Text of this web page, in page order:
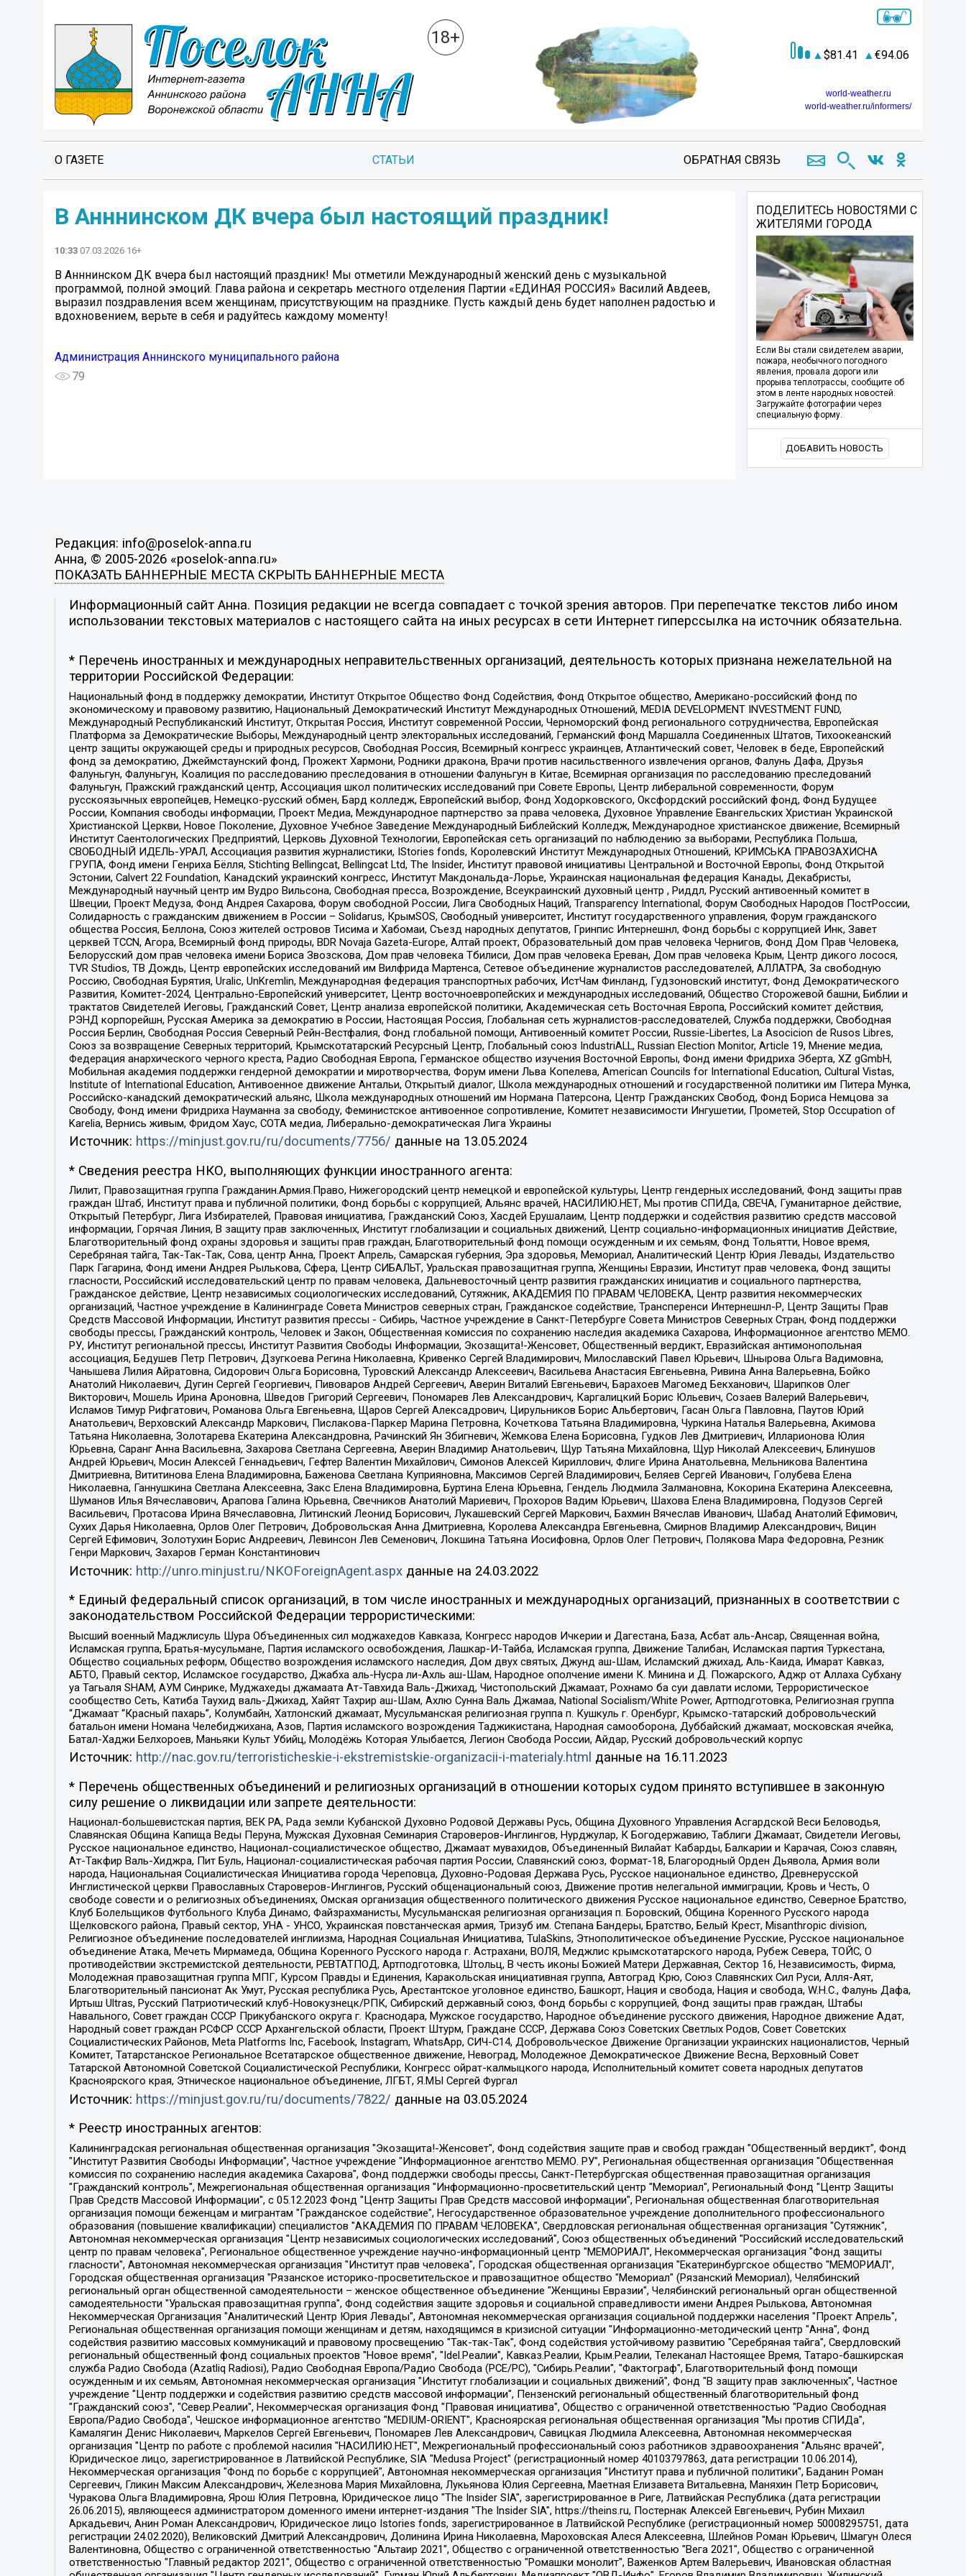
18+
81.41 94.06
world-weather.ru
world-weather.ru/informers/
О ГАЗЕТЕ СТАТЬИ ОБРАТНАЯ СВЯЗЬ
В Анннинском ДК вчера был настоящий праздник!
10:33 07.03.2026 16+
В Анннинском ДК вчера был настоящий праздник! Мы отметили Международный женский день с музыкальной
программой, полной эмоций. Глава района и секретарь местного отделения Партии «ЕДИНАЯ РОССИЯ» Василий Авдеев,
выразил поздравления всем женщинам, присутствующим на празднике. Пусть каждый день будет наполнен радостью и
вдохновением, верьте в себя и радуйтесь каждому моменту!
Администрация Аннинского муниципального района
79
ПОДЕЛИТЕСЬ НОВОСТЯМИ С
ЖИТЕЛЯМИ ГОРОДА
Если Вы стали свидетелем аварии,
пожара, необычного погодного
явления, провала дороги или
прорыва теплотрассы, сообщите об
этом в ленте народных новостей.
Загружайте фотографии через
специальную форму.
ДОБАВИТЬ НОВОСТЬ
Редакция: info@poselok-anna.ru
Анна, © 2005-2026 «poselok-anna.ru»
ПОКАЗАТЬ БАННЕРНЫЕ МЕСТА СКРЫТЬ БАННЕРНЫЕ МЕСТА
Информационный сайт Анна. Позиция редакции не всегда совпадает с точкой зрения авторов. При перепечатке текстов либо ином
использовании текстовых материалов с настоящего сайта на иных ресурсах в сети Интернет гиперссылка на источник обязательна.
* Перечень иностранных и международных неправительственных организаций, деятельность которых признана нежелательной на
территории Российской Федерации:
Национальный фонд в поддержку демократии, Институт Открытое Общество Фонд Содействия, Фонд Открытое общество, Американо-российский фонд по
экономическому и правовому развитию, Национальный Демократический Институт Международных Отношений, MEDIA DEVELOPMENT INVESTMENT FUND,
Международный Республиканский Институт, Открытая Россия, Институт современной России, Черноморский фонд регионального сотрудничества, Европейская
Платформа за Демократические Выборы, Международный центр электоральных исследований, Германский фонд Маршалла Соединенных Штатов, Тихоокеанский
центр защиты окружающей среды и природных ресурсов, Свободная Россия, Всемирный конгресс украинцев, Атлантический совет, Человек в беде, Европейский
фонд за демократию, Джеймстаунский фонд, Прожект Хармони, Родники дракона, Врачи против насильственного извлечения органов, Фалунь Дафа, Друзья
Фалуньгун, Фалуньгун, Коалиция по расследованию преследования в отношении Фалуньгун в Китае, Всемирная организация по расследованию преследований
Фалуньгун, Пражский гражданский центр, Ассоциация школ политических исследований при Совете Европы, Центр либеральной современности, Форум
русскоязычных европейцев, Немецко-русский обмен, Бард колледж, Европейский выбор, Фонд Ходорковского, Оксфордский российский фонд, Фонд Будущее
России, Компания свободы информации, Проект Медиа, Международное партнерство за права человека, Духовное Управление Евангельских Христиан Украинской
Христианской Церкви, Новое Поколение, Духовное Учебное Заведение Международный Библейский Колледж, Международное христианское движение, Всемирный
Институт Саентологических Предприятий, Церковь Духовной Технологии, Европейская сеть организаций по наблюдению за выборами, Республика Польша,
СВОБОДНЫЙ ИДЕЛЬ-УРАЛ, Ассоциация развития журналистики, IStories fonds, Королевский Институт Международных Отношений, КРИМСЬКА ПРАВОЗАХИСНА
ГРУПА, Фонд имени Генриха Бёлля, Stichting Bellingcat, Bellingcat Ltd, The Insider, Институт правовой инициативы Центральной и Восточной Европы, Фонд Открытой
Эстонии, Calvert 22 Foundation, Канадский украинский конгресс, Институт Макдональда-Лорье, Украинская национальная федерация Канады, Декабристы,
Международный научный центр им Вудро Вильсона, Свободная пресса, Возрождение, Всеукраинский духовный центр , Риддл, Русский антивоенный комитет в
Швеции, Проект Медуза, Фонд Андрея Сахарова, Форум свободной России, Лига Свободных Наций, Transparеncy International, Форум Свободных Народов ПостРоссии,
Солидарность с гражданским движением в России – Solidarus, КрымSOS, Свободный университет, Институт государственного управления, Форум гражданского
общества Россия, Беллона, Союз жителей островов Тисима и Хабомаи, Съезд народных депутатов, Гринпис Интернешнл, Фонд борьбы с коррупцией Инк, Завет
церквей TCCN, Агора, Всемирный фонд природы, BDR Novaja Gazeta-Europe, Алтай проект, Образовательный дом прав человека Чернигов, Фонд Дом Прав Человека,
Белорусский дом прав человека имени Бориса Звозскова, Дом прав человека Тбилиси, Дом прав человека Ереван, Дом прав человека Крым, Центр дикого лосося,
TVR Studios, ТВ Дождь, Центр европейских исследований им Вилфрида Мартенса, Сетевое объединение журналистов расследователей, АЛЛАТРА, За свободную
Россию, Свободная Бурятия, Uralic, UnKremlin, Международная федерация транспортных рабочих, ИстЧам Финланд, Гудзоновский институт, Фонд Демократического
Развития, Комитет-2024, Центрально-Европейский университет, Центр восточноевропейских и международных исследований, Общество Сторожевой башни, Библии и
трактатов Свидетелей Иеговы, Гражданский Совет, Центр анализа европейской политики, Академическая сеть Восточная Европа, Российский комитет действия,
РЭНД корпорейшн, Русская Америка за демократию в России, Настоящая Россия, Глобальная сеть журналистов-расследователей, Служба поддержки, Свободная
Россия Берлин, Свободная Россия Северный Рейн-Вестфалия, Фонд глобальной помощи, Антивоенный комитет России, Russie-Libertes, La Asocicion de Rusos Libres,
Союз за возвращение Северных территорий, Крымскотатарский Ресурсный Центр, Глобальный союз IndustriALL, Russian Election Monitor, Article 19, Мнение медиа,
Федерация анархического черного креста, Радио Свободная Европа, Германское общество изучения Восточной Европы, Фонд имени Фридриха Эберта, XZ gGmbH,
Мобильная академия поддержки гендерной демократии и миротворчества, Форум имени Льва Копелева, American Councils for International Education, Cultural Vistas,
Institute of International Education, Антивоенное движение Антальи, Открытый диалог, Школа международных отношений и государственной политики им Питера Мунка,
Российско-канадский демократический альянс, Школа международных отношений им Нормана Патерсона, Центр Гражданских Свобод, Фонд Бориса Немцова за
Свободу, Фонд имени Фридриха Науманна за свободу, Феминистское антивоенное сопротивление, Комитет независимости Ингушетии, Прометей, Stop Occupation of
Karelia, Вернись живым, Фридом Хаус, СОТА медиа, Либерально-демократическая Лига Украины
Источник: https://minjust.gov.ru/ru/documents/7756/ данные на 13.05.2024
* Сведения реестра НКО, выполняющих функции иностранного агента:
Лилит, Правозащитная группа Гражданин.Армия.Право, Нижегородский центр немецкой и европейской культуры, Центр гендерных исследований, Фонд защиты прав
граждан Штаб, Институт права и публичной политики, Фонд борьбы с коррупцией, Альянс врачей, НАСИЛИЮ.НЕТ, Мы против СПИДа, СВЕЧА, Гуманитарное действие,
Открытый Петербург, Лига Избирателей, Правовая инициатива, Гражданский Союз, Хасдей Ерушалаим, Центр поддержки и содействия развитию средств массовой
информации, Горячая Линия, В защиту прав заключенных, Институт глобализации и социальных движений, Центр социально-информационных инициатив Действие,
Благотворительный фонд охраны здоровья и защиты прав граждан, Благотворительный фонд помощи осужденным и их семьям, Фонд Тольятти, Новое время,
Серебряная тайга, Так-Так-Так, Сова, центр Анна, Проект Апрель, Самарская губерния, Эра здоровья, Мемориал, Аналитический Центр Юрия Левады, Издательство
Парк Гагарина, Фонд имени Андрея Рылькова, Сфера, Центр СИБАЛЬТ, Уральская правозащитная группа, Женщины Евразии, Институт прав человека, Фонд защиты
гласности, Российский исследовательский центр по правам человека, Дальневосточный центр развития гражданских инициатив и социального партнерства,
Гражданское действие, Центр независимых социологических исследований, Сутяжник, АКАДЕМИЯ ПО ПРАВАМ ЧЕЛОВЕКА, Центр развития некоммерческих
организаций, Частное учреждение в Калининграде Совета Министров северных стран, Гражданское содействие, Трансперенси Интернешнл-Р, Центр Защиты Прав
Средств Массовой Информации, Институт развития прессы - Сибирь, Частное учреждение в Санкт-Петербурге Совета Министров Северных Стран, Фонд поддержки
свободы прессы, Гражданский контроль, Человек и Закон, Общественная комиссия по сохранению наследия академика Сахарова, Информационное агентство МЕМО.
РУ, Институт региональной прессы, Институт Развития Свободы Информации, Экозащита!-Женсовет, Общественный вердикт, Евразийская антимонопольная
ассоциация, Бедушев Петр Петрович, Дзугкоева Регина Николаевна, Кривенко Сергей Владимирович, Милославский Павел Юрьевич, Шнырова Ольга Вадимовна,
Чанышева Лилия Айратовна, Сидорович Ольга Борисовна, Туровский Александр Алексеевич, Васильева Анастасия Евгеньевна, Ривина Анна Валерьевна, Бойко
Анатолий Николаевич, Дугин Сергей Георгиевич, Пивоваров Андрей Сергеевич, Аверин Виталий Евгеньевич, Барахоев Магомед Бекханович, Шарипков Олег
Викторович, Мошель Ирина Ароновна, Шведов Григорий Сергеевич, Пономарев Лев Александрович, Каргалицкий Борис Юльевич, Созаев Валерий Валерьевич,
Исламов Тимур Рифгатович, Романова Ольга Евгеньевна, Щаров Сергей Алексадрович, Цирульников Борис Альбертович, Гасан Ольга Павловна, Паутов Юрий
Анатольевич, Верховский Александр Маркович, Пислакова-Паркер Марина Петровна, Кочеткова Татьяна Владимировна, Чуркина Наталья Валерьевна, Акимова
Татьяна Николаевна, Золотарева Екатерина Александровна, Рачинский Ян Збигневич, Жемкова Елена Борисовна, Гудков Лев Дмитриевич, Илларионова Юлия
Юрьевна, Саранг Анна Васильевна, Захарова Светлана Сергеевна, Аверин Владимир Анатольевич, Щур Татьяна Михайловна, Щур Николай Алексеевич, Блинушов
Андрей Юрьевич, Мосин Алексей Геннадьевич, Гефтер Валентин Михайлович, Симонов Алексей Кириллович, Флиге Ирина Анатольевна, Мельникова Валентина
Дмитриевна, Вититинова Елена Владимировна, Баженова Светлана Куприяновна, Максимов Сергей Владимирович, Беляев Сергей Иванович, Голубева Елена
Николаевна, Ганнушкина Светлана Алексеевна, Закс Елена Владимировна, Буртина Елена Юрьевна, Гендель Людмила Залмановна, Кокорина Екатерина Алексеевна,
Шуманов Илья Вячеславович, Арапова Галина Юрьевна, Свечников Анатолий Мариевич, Прохоров Вадим Юрьевич, Шахова Елена Владимировна, Подузов Сергей
Васильевич, Протасова Ирина Вячеславовна, Литинский Леонид Борисович, Лукашевский Сергей Маркович, Бахмин Вячеслав Иванович, Шабад Анатолий Ефимович,
Сухих Дарья Николаевна, Орлов Олег Петрович, Добровольская Анна Дмитриевна, Королева Александра Евгеньевна, Смирнов Владимир Александрович, Вицин
Сергей Ефимович, Золотухин Борис Андреевич, Левинсон Лев Семенович, Локшина Татьяна Иосифовна, Орлов Олег Петрович, Полякова Мара Федоровна, Резник
Генри Маркович, Захаров Герман Константинович
Источник: http://unro.minjust.ru/NKOForeignAgent.aspxданные на 24.03.2022
* Единый федеральный список организаций, в том числе иностранных и международных организаций, признанных в соответствии с
законодательством Российской Федерации террористическими:
Высший военный Маджлисуль Шура Объединенных сил моджахедов Кавказа, Конгресс народов Ичкерии и Дагестана, База, Асбат аль-Ансар, Священная война,
Исламская группа, Братья-мусульмане, Партия исламского освобождения, Лашкар-И-Тайба, Исламская группа, Движение Талибан, Исламская партия Туркестана,
Общество социальных реформ, Общество возрождения исламского наследия, Дом двух святых, Джунд аш-Шам, Исламский джихад, Аль-Каида, Имарат Кавказ,
АБТО, Правый сектор, Исламское государство, Джабха аль-Нусра ли-Ахль аш-Шам, Народное ополчение имени К. Минина и Д. Пожарского, Аджр от Аллаха Субхану
уа Тагьаля SHAM, АУМ Синрике, Муджахеды джамаата Ат-Тавхида Валь-Джихад, Чистопольский Джамаат, Рохнамо ба суи давлати исломи, Террористическое
сообщество Сеть, Катиба Таухид валь-Джихад, Хайят Тахрир аш-Шам, Ахлю Сунна Валь Джамаа, National Socialism/White Power, Артподготовка, Религиозная группа
“Джамаат “Красный пахарь”, Колумбайн, Хатлонский джамаат, Мусульманская религиозная группа п. Кушкуль г. Оренбург, Крымско-татарский добровольческий
батальон имени Номана Челебиджихана, Азов, Партия исламского возрождения Таджикистана, Народная самооборона, Дуббайский джамаат, московская ячейка,
Батал-Хаджи Белхороев, Маньяки Культ Убийц, Молодёжь Которая Улыбается, Легион Свобода России, Айдар, Русский добровольческий корпус
Источник: http://nac.gov.ru/terroristicheskie-i-ekstremistskie-organizacii-i-materialy.html данные на 16.11.2023
* Перечень общественных объединений и религиозных организаций в отношении которых судом принято вступившее в законную
силу решение о ликвидации или запрете деятельности:
Национал-большевистская партия, ВЕК РА, Рада земли Кубанской Духовно Родовой Державы Русь, Община Духовного Управления Асгардской Веси Беловодья,
Славянская Община Капища Веды Перуна, Мужская Духовная Семинария Староверов-Инглингов, Нурджулар, К Богодержавию, Таблиги Джамаат, Свидетели Иеговы,
Русское национальное единство, Национал-социалистическое общество, Джамаат мувахидов, Объединенный Вилайат Кабарды, Балкарии и Карачая, Союз славян,
Ат-Такфир Валь-Хиджра, Пит Буль, Национал-социалистическая рабочая партия России, Славянский союз, Формат-18, Благородный Орден Дьявола, Армия воли
народа, Национальная Социалистическая Инициатива города Череповца, Духовно-Родовая Держава Русь, Русское национальное единство, Древнерусской
Инглистической церкви Православных Староверов-Инглингов, Русский общенациональный союз, Движение против нелегальной иммиграции, Кровь и Честь, О
свободе совести и о религиозных объединениях, Омская организация общественного политического движения Русское национальное единство, Северное Братство,
Клуб Болельщиков Футбольного Клуба Динамо, Файзрахманисты, Мусульманская религиозная организация п. Боровский, Община Коренного Русского народа
Щелковского района, Правый сектор, УНА - УНСО, Украинская повстанческая армия, Тризуб им. Степана Бандеры, Братство, Белый Крест, Misanthropic division,
Религиозное объединение последователей инглиизма, Народная Социальная Инициатива, TulaSkins, Этнополитическое объединение Русские, Русское национальное
объединение Атака, Мечеть Мирмамеда, Община Коренного Русского народа г. Астрахани, ВОЛЯ, Меджлис крымскотатарского народа, Рубеж Севера, ТОЙС, О
противодействии экстремистской деятельности, РЕВТАТПОД, Артподготовка, Штольц, В честь иконы Божией Матери Державная, Сектор 16, Независимость, Фирма,
Молодежная правозащитная группа МПГ, Курсом Правды и Единения, Каракольская инициативная группа, Автоград Крю, Союз Славянских Сил Руси, Алля-Аят,
Благотворительный пансионат Ак Умут, Русская республика Русь, Арестантское уголовное единство, Башкорт, Нация и свобода, Нация и свобода, W.H.С., Фалунь Дафа,
Иртыш Ultras, Русский Патриотический клуб-Новокузнецк/РПК, Сибирский державный союз, Фонд борьбы с коррупцией, Фонд защиты прав граждан, Штабы
Навального, Совет граждан СССР Прикубанского округа г. Краснодара, Мужское государство, Народное объединение русского движения, Народное движение Адат,
Народный совет граждан РСФСР СССР Архангельской области, Проект Штурм, Граждане СССР, Держава Союз Советских Светлых Родов, Совет Советских
Социалистических Районов, Meta Platforms Inc, Facebook, Instagram, WhatsApp, СИЧ-С14, Добровольческое Движение Организации украинских националистов, Черный
Комитет, Татарстанское Региональное Всетатарское общественное движение, Невоград, Молодежное Демократическое Движение Весна, Верховный Совет
Татарской Автономной Советской Социалистической Республики, Конгресс ойрат-калмыцкого народа, Исполнительный комитет совета народных депутатов
Красноярского края, Этническое национальное объединение, ЛГБТ, Я.МЫ Сергей Фургал
Источник: https://minjust.gov.ru/ru/documents/7822/ данные на 03.05.2024
* Реестр иностранных агентов:
Калининградская региональная общественная организация "Экозащита!-Женсовет", Фонд содействия защите прав и свобод граждан "Общественный вердикт", Фонд "Институт Развития Свободы Информации", Частное учреждение "Информационное агентство МЕМО. РУ", Региональная общественная организация "Общественная комиссия по сохранению наследия академика Сахарова", Фонд поддержки свободы прессы, Санкт-Петербургская общественная правозащитная организация "Гражданский контроль", Межрегиональная общественная организация "Информационно-просветительский центр "Мемориал", Региональный Фонд "Центр Защиты Прав Средств Массовой Информации", с 05.12.2023 Фонд "Центр Защиты Прав Средств массовой информации", Региональная общественная благотворительная организация помощи беженцам и мигрантам "Гражданское содействие", Негосударственное образовательное учреждение дополнительного профессионального образования (повышение квалификации) специалистов "АКАДЕМИЯ ПО ПРАВАМ ЧЕЛОВЕКА", Свердловская региональная общественная организация "Сутяжник", Автономная некоммерческая организация "Центр независимых социологических исследований", Союз общественных объединений "Российский исследовательский центр по правам человека", Региональное общественное учреждение научно-информационный центр "МЕМОРИАЛ", Некоммерческая организация "Фонд защиты гласности", Автономная некоммерческая организация "Институт прав человека", Городская общественная организация "Екатеринбургское общество "МЕМОРИАЛ", Городская общественная организация "Рязанское историко-просветительское и правозащитное общество "Мемориал" (Рязанский Мемориал), Челябинский региональный орган общественной самодеятельности – женское общественное объединение "Женщины Евразии", Челябинский региональный орган общественной самодеятельности "Уральская правозащитная группа", Фонд содействия защите здоровья и социальной справедливости имени Андрея Рылькова, Автономная Некоммерческая Организация "Аналитический Центр Юрия Левады", Автономная некоммерческая организация социальной поддержки населения "Проект Апрель", Региональная общественная организация помощи женщинам и детям, находящимся в кризисной ситуации "Информационно-методический центр "Анна", Фонд содействия развитию массовых коммуникаций и правовому просвещению "Так-так-Так", Фонд содействия устойчивому развитию "Серебряная тайга", Свердловский региональный общественный фонд социальных проектов "Новое время", "Idel.Реалии", Кавказ.Реалии, Крым.Реалии, Телеканал Настоящее Время, Татаро-башкирская служба Радио Свобода (Azatliq Radiosi), Радио Свободная Европа/Радио Свобода (PCE/PC), "Сибирь.Реалии", "Фактограф", Благотворительный фонд помощи осужденным и их семьям, Автономная некоммерческая организация "Институт глобализации и социальных движений", Фонд "В защиту прав заключенных", Частное учреждение "Центр поддержки и содействия развитию средств массовой информации", Пензенский региональный общественный благотворительный фонд "Гражданский союз", "Север.Реалии", Некоммерческая организация Фонд "Правовая инициатива", Общество с ограниченной ответственностью "Радио Свободная Европа/Радио Свобода", Чешское информационное агентство "MEDIUM-ORIENT", Красноярская региональная общественная организация "Мы против СПИДа", Камалягин Денис Николаевич, Маркелов Сергей Евгеньевич, Пономарев Лев Александрович, Савицкая Людмила Алексеевна, Автономная некоммерческая организация "Центр по работе с проблемой насилия "НАСИЛИЮ.НЕТ", Межрегиональный профессиональный союз работников здравоохранения "Альянс врачей", Юридическое лицо, зарегистрированное в Латвийской Республике, SIA "Medusa Project" (регистрационный номер 40103797863, дата регистрации 10.06.2014), Некоммерческая организация "Фонд по борьбе с коррупцией", Автономная некоммерческая организация "Институт права и публичной политики", Баданин Роман Сергеевич, Гликин Максим Александрович, Железнова Мария Михайловна, Лукьянова Юлия Сергеевна, Маетная Елизавета Витальевна, Маняхин Петр Борисович, Чуракова Ольга Владимировна, Ярош Юлия Петровна, Юридическое лицо "The Insider SIA", зарегистрированное в Риге, Латвийская Республика (дата регистрации 26.06.2015), являющееся администратором доменного имени интернет-издания "The Insider SIA", https://theins.ru, Постернак Алексей Евгеньевич, Рубин Михаил Аркадьевич, Анин Роман Александрович, Юридическое лицо Istories fonds, зарегистрированное в Латвийской Республике (регистрационный номер 50008295751, дата регистрации 24.02.2020), Великовский Дмитрий Александрович, Долинина Ирина Николаевна, Мароховская Алеся Алексеевна, Шлейнов Роман Юрьевич, Шмагун Олеся Валентиновна, Общество с ограниченной ответственностью "Альтаир 2021", Общество с ограниченной ответственностью "Вега 2021", Общество с ограниченной ответственностью "Главный редактор 2021", Общество с ограниченной ответственностью "Ромашки монолит", Важенков Артем Валерьевич, Ивановская областная общественная организация "Центр гендерных исследований", Гурман Юрий Альбертович, Медиапроект "ОВД-Инфо", Егоров Владимир Владимирович, Жилинский Владимир Александрович, Общество с ограниченной ответственностью "ЗП", Иванова София Юрьевна, Карезина Инна Павловна, Кильтау Екатерина Викторовна, Петров Алексей Викторович, Пискунов Сергей Евгеньевич, Смирнов Сергей Сергеевич, Тихонов Михаил Сергеевич, Общество с ограниченной ответственностью "ЖУРНАЛИСТ-ИНОСТРАННЫЙ АГЕНТ", Арапова Галина Юрьевна, Вольтская Татьяна Анатольевна, Американская компания "Mason G.E.S. Anonymous Foundation" (США), являющаяся владельцем интернет-издания https://mnews.world/, Компания "Stichting Bellingcat", зарегистрированная в Нидерландах (дата регистрации 11.07.2018), Захаров Андрей Вячеславович, Клепиковская Екатерина Дмитриевна, Общество с ограниченной ответственностью "МЕМО", Перл Роман Александрович, Симонов Евгений Алексеевич, Соловьева Елена Анатольевна, Сотников Даниил Владимирович, Сурначева Елизавета Дмитриевна, Автономная некоммерческая организация по защите прав человека и информированию населения "Якутия – Наше Мнение", Общество с ограниченной ответственностью "Москоу диджитал медиа", с 26.01.2023 Общество с ограниченной ответственностью "Чайка Белые сады", Ветошкина Валерия Валерьевна, Заговора Максим Александрович, Межрегиональное общественное движение "Российская ЛГБТ - сеть", Оленичев Максим Владимирович, Павлов Иван Юрьевич, Скворцова Елена Сергеевна, Общество с ограниченной ответственностью "Как бы инагент", Кочетков Игорь Викторович, Общество с ограниченной ответственностью "Честные выборы", Еланчик Олег Александрович, Общество с ограниченной ответственностью "Нобелевский призыв", Гималова Регина Эмилевна, Григорьев Андрей Валерьевич, Григорьева Алина Александровна, Ассоциация по содействию защите прав призывников, альтернативнослужащих и военнослужащих "Правозащитная группа "Гражданин.Армия.Право", Хисамова Регина Фаритовна, Автономная некоммерческая организация по реализации социально-правовых программ "Лилит", Дальневосточное общественное движение "Маяк", Санкт-Петербургская ЛГБТ-инициативная группа "Выход", Инициативная группа ЛГБТ+ "Реверс", Алексеев Андрей Викторович, Бекбулатова Таисия Львовна, Беляев Иван Михайлович, Владыкина Елена Сергеевна, Гельман Марат Александрович, Никульшина Вероника Юрьевна, Толоконникова Надежда Андреевна, Шендерович Виктор Анатольевич, Общество с ограниченной ответственностью "Данное сообщение", Общество с ограниченной ответственностью Издательский дом "Новая глава", Айнбиндер Александра Александровна, Московский комьюнити-центр для ЛГБТ+инициатив, Благотворительный фонд развития филантропии, Deutsche Welle (Германия, Kurt-Schumacher-Strasse 3, 53113 Bonn), Борзунова Мария Михайловна, Воробьев Виктор Викторович, Голубева Анна Львовна, Константинова Алла Михайловна, Малкова Ирина Владимировна, Мурадов Мурад Абдулгалимович, Осетинская Елизавета Николаевна, Понасенков Евгений Николаевич, Ганапольский Матвей Юрьевич, Киселев Евгений Алексеевич, Борухович Ирина Григорьевна, Дремин Иван Тимофеевич, Дубровский Дмитрий Викторович, Красноярская региональная общественная организация поддержки и развития альтернативных образовательных технологий и межкультурных коммуникаций "ИНТЕРРА", Маяковская Екатерина Алексеевна, Фейгин Марк Захарович, Филимонов Андрей Викторович, Дзугкоева Регина Николаевна, Доброхотов Роман Александрович, Дудь Юрий Александрович, Елкин Сергей Владимирович, Кругликов Кирилл Игоревич, Сабунаева Мария Леонидовна, Семенов Алексей Владимирович, Шаинян Карен Багратович, Шульман Екатерина Михайловна, Асафьев Артур Валерьевич, Вахштайн Виктор Семенович, Венедиктов Алексей Алексеевич, Лушникова Екатерина Евгеньевна, Волков Леонид Михайлович, Невзоров Александр Глебович, Пархоменко Сергей Борисович, Сироткин Ярослав Николаевич, Кара-Мурза Владимир Владимирович, Баранова Наталья Владимировна, Гозман Леонид Яковлевич, Кагарлицкий Борис Юльевич, Климарев Михаил Валерьевич, Милов Владимир Станиславович, Автономная некоммерческая организация Краснодарский центр современного искусства "Типография", Моргенштерн Алишер Тагирович, Соболь Любовь Эдуардовна, Общество с ограниченной ответственностью "ЛИЗА НОРМ", Каспаров Гарри Кимович, Ходорковский Михаил Борисович, Общество с ограниченной ответственностью "Апрельские тезисы", Данилович Ирина Брониславовна, Кашин Олег Владимирович, Петров Николай Владимирович, Пивоваров Алексей Владимирович, Соколов Михаил Владимирович, Цветкова Юлия Владимировна, Чичваркин Евгений Александрович, Комитет против пыток/Команда против пыток, Общество с ограниченной ответственностью "Первый научный", Общество с ограниченной ответственностью "Вертолет и ко", Белоцерковская Вероника Борисовна, Кац Максим Евгеньевич, Лазарева Татьяна Юрьевна, Шаведдинов Руслан Табризович, Яшин Илья Валерьевич, Общество с ограниченной ответственностью "Иноагент ААВ", Алешковский Дмитрий Петрович, Альбац Евгения Марковна, Быков Дмитрий Львович, Галямина Юлия Евгеньевна, Лойко Сергей Леонидович, Мартынов Кирилл Константинович, Медведев Сергей Александрович, Крашенинников Федор Геннадиевич, Гордеева Катерина Вл